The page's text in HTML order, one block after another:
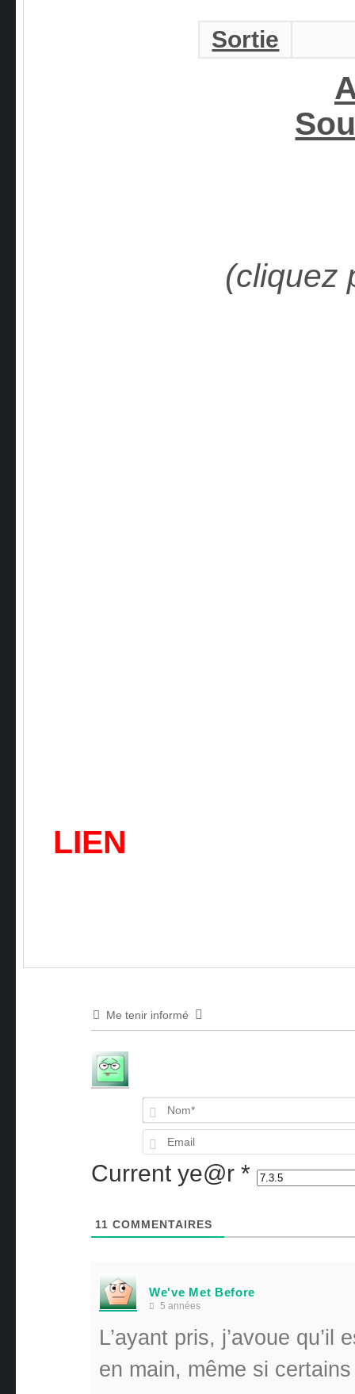
Sortie
(cliquez
LIEN
Me tenir informé
Current ye@r *
11 COMMENTAIRES
We've Met Before
5 années
L’ayant pris, j’avoue
en main, même si